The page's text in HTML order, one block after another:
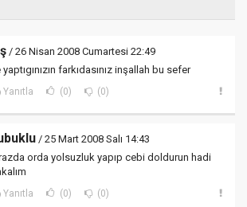
/ 26 Nisan 2008 Cumartesi 22:49
yaptıgınızın farkıdasınız inşallah bu sefer
Yanıtla (0) (0)
/ 25 Mart 2008 Salı 14:43
orda yolsuzluk yapıp cebi doldurun hadi
Yanıtla (0) (0)